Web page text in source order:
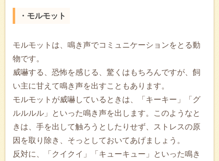
・モルモット
モルモットは、鳴き声でコミュニケーションをとる動
物です。
威嚇する、恐怖を感じる、驚くはもちろんですが、飼
い主に甘えて鳴き声を出すこともあります。
モルモットが威嚇しているときは、「キーキー」「グ
ルルルル」といった鳴き声を出します。このようなと
きは、手を出して触ろうとしたりせず、ストレスの原
因を取り除き、そっとしておいてあげましょう。
反対に、「クイクイ」「キューキュー」といった鳴き